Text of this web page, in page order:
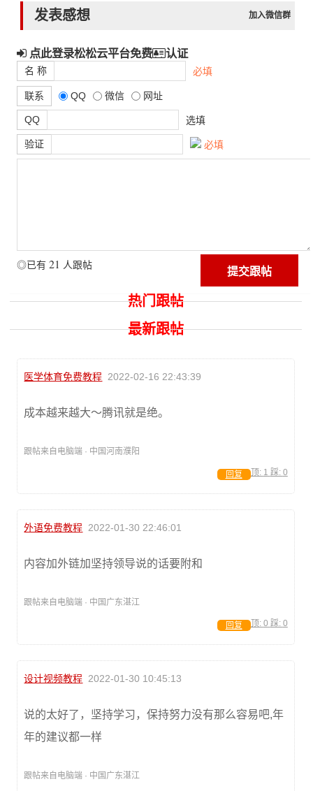
发表感想 加入微信群
点此登录松松云平台免费 认证
名 称 必填
联系 QQ 微信 网址
QQ 选填
验证 必填
◎已有 21 人跟帖
热门跟帖
最新跟帖
医学体育免费教程 2022-02-16 22:43:39
成本越来越大～腾讯就是绝。
跟帖来自电脑端 · 中国河南濮阳
顶: 1 踩: 0
回复
外语免费教程 2022-01-30 22:46:01
内容加外链加坚持领导说的话要附和
跟帖来自电脑端 · 中国广东湛江
顶: 0 踩: 0
回复
设计视频教程 2022-01-30 10:45:13
说的太好了，坚持学习，保持努力没有那么容易吧,年
年的建议都一样
跟帖来自电脑端 · 中国广东湛江